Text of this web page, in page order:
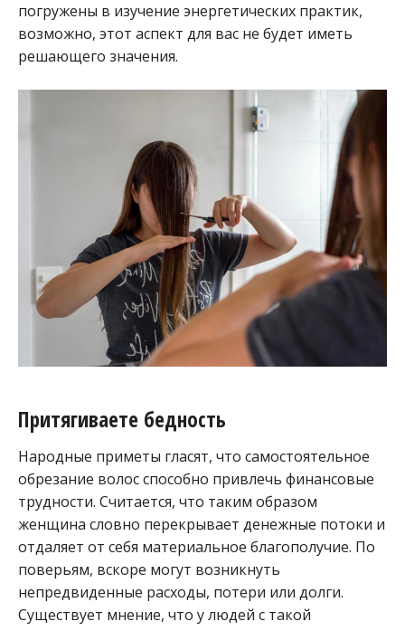
погружены в изучение энергетических практик,
возможно, этот аспект для вас не будет иметь
решающего значения.
Притягиваете бедность
Народные приметы гласят, что самостоятельное
обрезание волос способно привлечь финансовые
трудности. Считается, что таким образом
женщина словно перекрывает денежные потоки и
отдаляет от себя материальное благополучие. По
поверьям, вскоре могут возникнуть
непредвиденные расходы, потери или долги.
Существует мнение, что у людей с такой